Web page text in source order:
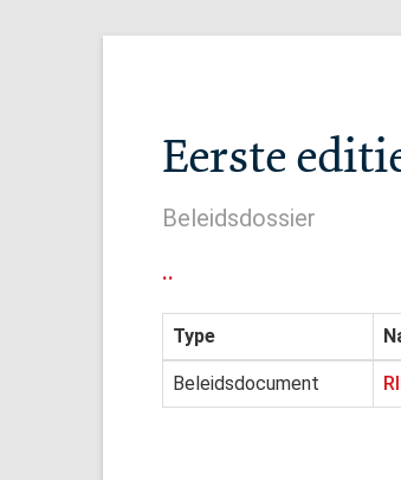
Eerste
Beleidsdossier
..
Type
Beleidsdocument